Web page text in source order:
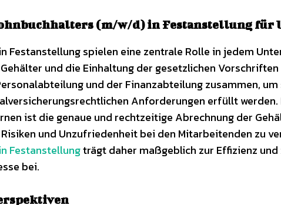
(m/w/d) in Festanstellung für
Festanstellung spielen eine zentrale Rolle in jedem
und die Einhaltung der gesetzlichen
und der Finanzabteilung zusammen,
Anforderungen erfüllt
ist die genaue und rechtzeitige Abrechnung der
und Unzufriedenheit bei den Mitarbeitenden zu
Festanstellungträgt daher maßgeblich zur Effizienz
bei.